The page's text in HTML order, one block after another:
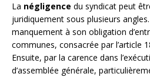
La négligence du syndicat peut
juridiquement sous plusieurs
manquement à son obligation
communes, consacrée par l’article
Ensuite, par la carence dans
d’assemblée générale,